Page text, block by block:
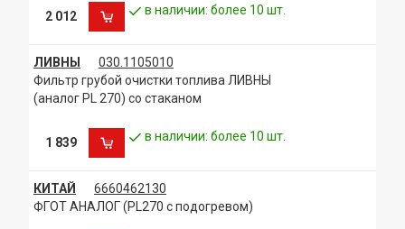
2 012 в наличии: более 10 шт.
ЛИВНЫ
030.1105010
Фильтр грубой очистки топлива ЛИВНЫ
(аналог PL 270) со стаканом
1 839 в наличии: более 10 шт.
КИТАЙ
6660462130
ФГОТ АНАЛОГ (PL270 с подогревом)